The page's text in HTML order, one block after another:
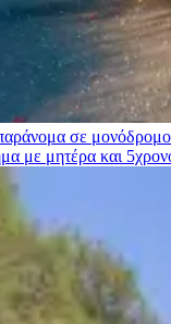
σε
με μητέρα και